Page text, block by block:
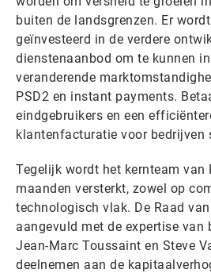
buiten de landsgrenzen. Er
geïnvesteerd in de verdere
dienstenaanbod om te kunnen
veranderende
PSD2 en instant payments.
eindgebruikers en een
klantenfacturatie voor bedrijven
Tegelijk wordt het kernteam van
maanden versterkt, zowel op
technologisch vlak. De Raad
aangevuld met de expertise van
Jean-Marc Toussaint en Steve
deelnemen aan de